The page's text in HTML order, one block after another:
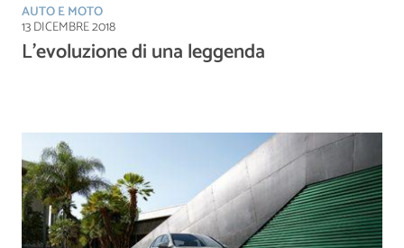
AUTO E MOTO
13 DICEMBRE 2018
L’evoluzione di una leggenda